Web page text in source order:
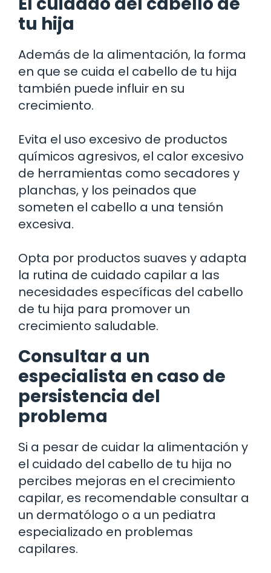
tu hija
Además de la alimentación, la forma
en que se cuida el cabello de tu hija
también puede influir en su
crecimiento.
Evita el uso excesivo de productos
químicos agresivos, el calor excesivo
de herramientas como secadores y
planchas, y los peinados que
someten el cabello a una tensión
excesiva.
Opta por productos suaves y adapta
la rutina de cuidado capilar a las
necesidades específicas del cabello
de tu hija para promover un
crecimiento saludable.
Consultar a un
especialista en caso de
persistencia del
problema
Si a pesar de cuidar la alimentación y
el cuidado del cabello de tu hija no
percibes mejoras en el crecimiento
capilar, es recomendable consultar a
un dermatólogo o a un pediatra
especializado en problemas
capilares.